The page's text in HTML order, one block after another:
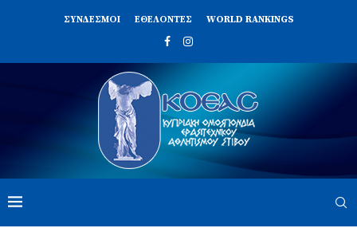
ΣΥΝΔΈΣΜΟΙ ΕΘΕΛΟΝΤΈΣ WORLD RANKINGS